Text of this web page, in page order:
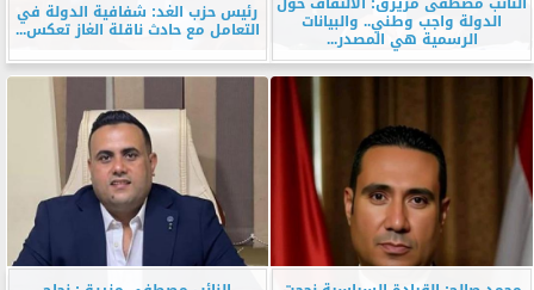
الدولة واجب وطني.. والبيانات
الرسمية هي المصدر...
رئيس حزب الغد: شفافية الدولة في
التعامل مع حادث ناقلة الغاز تعكس...